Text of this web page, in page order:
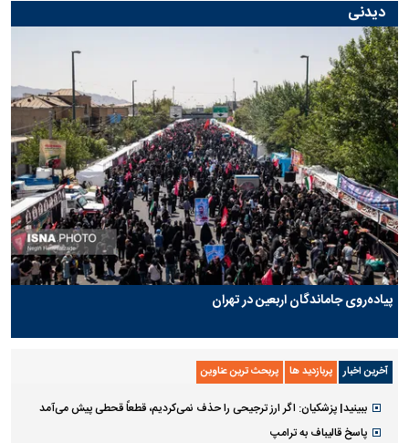
دیدنی
پیاده‌روی جاماندگان اربعین در تهران
آخرین اخبار پربازدید ها پربحث ترین عناوین
ببینید| پزشکیان: اگر ارز ترجیحی را حذف نمی‌کردیم، قطعاً قحطی پیش می‌آمد
پاسخ قالیباف به ترامپ